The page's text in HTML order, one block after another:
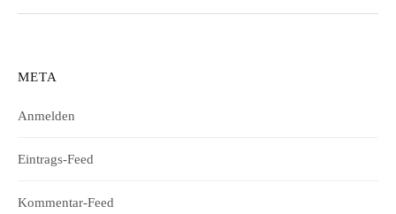
META
Anmelden
Eintrags-Feed
Kommentar-Feed